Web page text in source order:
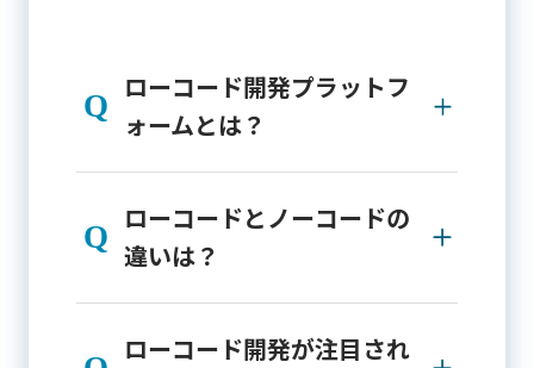
ローコード開発プラットフ
ォームとは？
ローコードとノーコードの
違いは？
ローコード開発が注目され